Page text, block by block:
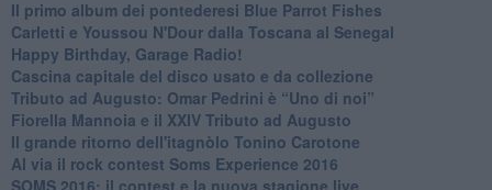
​Il primo album dei pontederesi Blue Parrot Fishes
Carletti e Youssou N'Dour dalla Toscana al Senegal
Happy Birthday, Garage Radio!
​Cascina capitale del disco usato e da collezione
Tributo ad Augusto: Omar Pedrini è “Uno di noi”
​Fiorella Mannoia e il XXIV Tributo ad Augusto
Il grande ritorno dell'itagnòlo Tonino Carotone
​Al via il rock contest Soms Experience 2016
​SOMS 2016: il contest e la nuova stagione live